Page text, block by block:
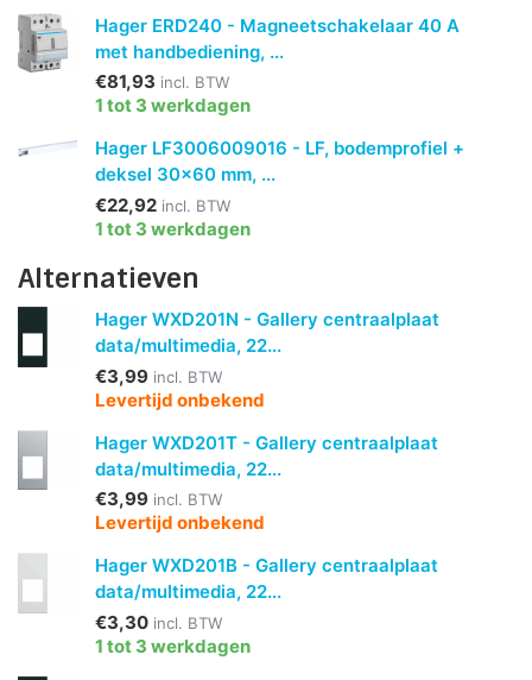
Hager ERD240 - Magneetschakelaar 40 A
met handbediening, ...
€81,93 incl. BTW
1 tot 3 werkdagen
Hager LF3006009016 - LF, bodemprofiel +
deksel 30x60 mm, ...
€22,92 incl. BTW
1 tot 3 werkdagen
Alternatieven
Hager WXD201N - Gallery centraalplaat
data/multimedia, 22...
€3,99 incl. BTW
Levertijd onbekend
Hager WXD201T - Gallery centraalplaat
data/multimedia, 22...
€3,99 incl. BTW
Levertijd onbekend
Hager WXD201B - Gallery centraalplaat
data/multimedia, 22...
€3,30 incl. BTW
1 tot 3 werkdagen